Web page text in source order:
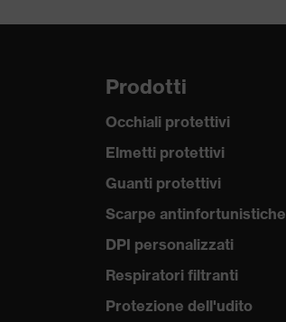
Tipologie di prodotto
Tipo di prodotto
Sottotipi prodotti
Certificati
Prodotti
Occhiali protettivi
Elmetti protettivi
Guanti protettivi
Scarpe antinfortunistiche
DPI personalizzati
Respiratori filtranti
Protezione dell'udito